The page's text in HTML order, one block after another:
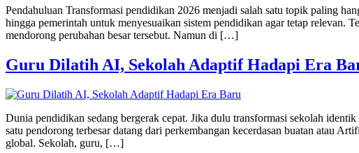
Pendahuluan Transformasi pendidikan 2026 menjadi salah satu topik paling
hingga pemerintah untuk menyesuaikan sistem pendidikan agar tetap relevan.
mendorong perubahan besar tersebut. Namun di […]
Guru Dilatih AI, Sekolah Adaptif Hadapi Era
Dunia pendidikan sedang bergerak cepat. Jika dulu transformasi sekolah
satu pendorong terbesar datang dari perkembangan kecerdasan buatan atau
global. Sekolah, guru, […]